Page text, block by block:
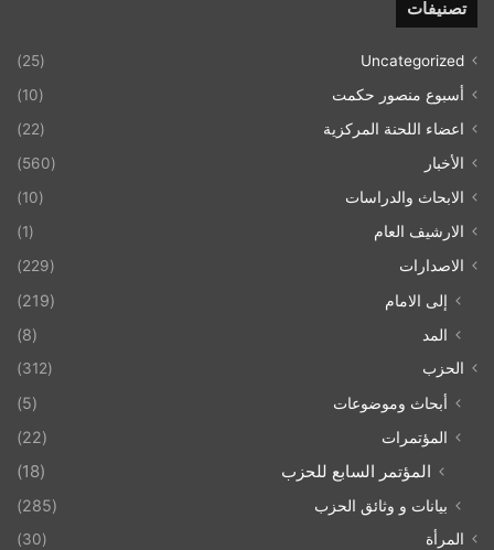
تصنيفات
Uncategorized
(25)
أسبوع منصور حكمت
(10)
اعضاء اللحنة المركزية
(22)
الأخبار
(560)
الابحاث والدراسات
(10)
الارشيف العام
(1)
الاصدارات
(229)
إلى الامام
(219)
المد
(8)
الحزب (312)
أبحاث وموضوعات
(5)
المؤتمرات
(22)
المؤتمر السابع للحزب (18)
بيانات و وثائق الحزب (285)
المرأة (30)